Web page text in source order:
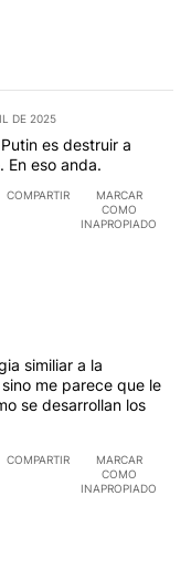
DE 2025
es destruir a
En eso anda.
COMPARTIR
MARCAR
COMO
INAPROPIADO
similiar a la
me parece que le
se desarrollan los
COMPARTIR
MARCAR
COMO
INAPROPIADO